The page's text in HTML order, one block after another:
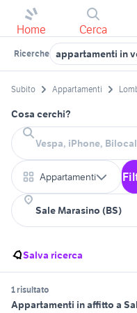
Home Cerca
Ricerche appartamenti in
Subito Appartamenti
Cosa cerchi?
Appartamenti
Salva ricerca
1 risultato
Appartamenti in affitto a